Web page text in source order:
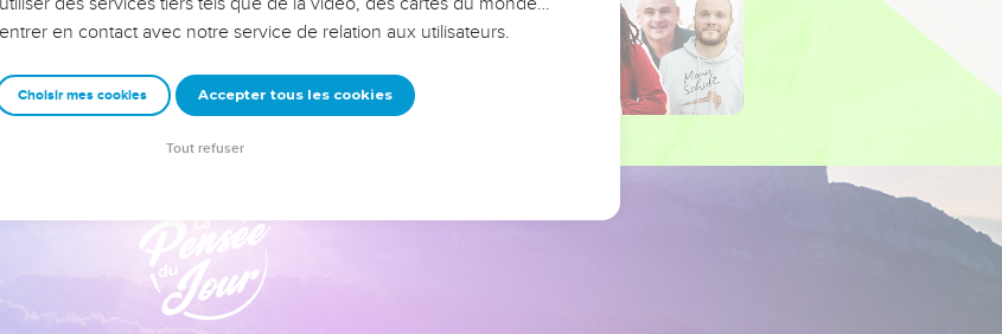
une équipe, un groupe ou une famille,
en contact avec notre service de relation aux utilisateurs.
Choisir mes cookies Accepter tous les cookies
Tout refuser